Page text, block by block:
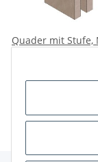
Quader mit Stufe,